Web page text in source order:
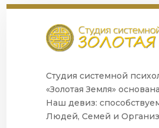
Студия системной
«Золотая Земля»
Наш девиз:
Людей, Семей и